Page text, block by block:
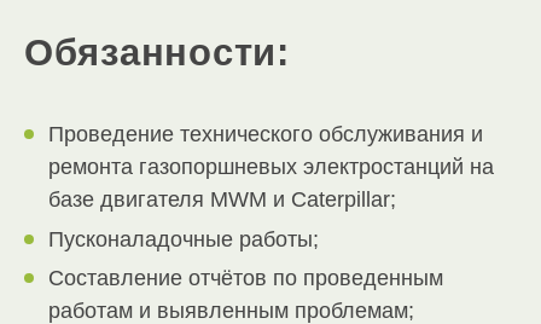
Обязанности:
Проведение технического обслуживания и
ремонта газопоршневых электростанций на
базе двигателя MWM и Caterpillar;
Пусконаладочные работы;
Составление отчётов по проведенным
работам и выявленным проблемам;